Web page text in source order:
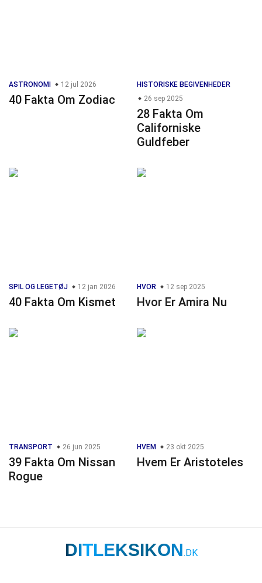
ASTRONOMI 12 jul 2026
40 Fakta Om Zodiac
HISTORISKE BEGIVENHEDER
26 sep 2025
28 Fakta Om
Californiske
Guldfeber
SPIL OG LEGETØJ 12 jan 2026
40 Fakta Om Kismet
HVOR 12 sep 2025
Hvor Er Amira Nu
TRANSPORT 26 jun 2025
39 Fakta Om Nissan
Rogue
HVEM 23 okt 2025
Hvem Er Aristoteles
DITLEKSIKON.DK